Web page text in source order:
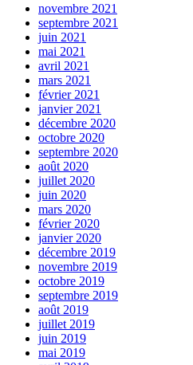
novembre 2021
septembre 2021
juin 2021
mai 2021
avril 2021
mars 2021
février 2021
janvier 2021
décembre 2020
octobre 2020
septembre 2020
août 2020
juillet 2020
juin 2020
mars 2020
février 2020
janvier 2020
décembre 2019
novembre 2019
octobre 2019
septembre 2019
août 2019
juillet 2019
juin 2019
mai 2019